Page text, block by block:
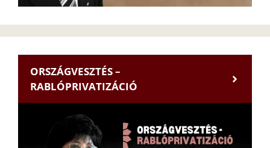
ORSZÁGVESZTÉS –
RABLÓPRIVATIZÁCIÓ